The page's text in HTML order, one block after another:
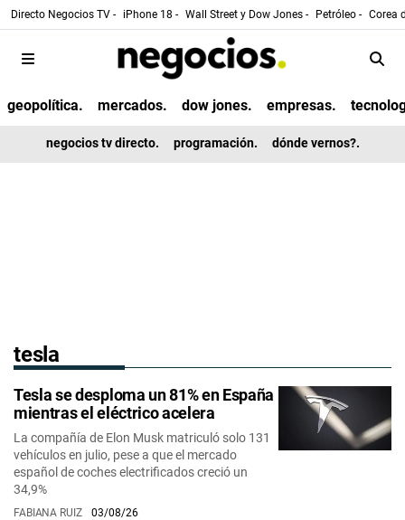
Directo Negocios TV - iPhone 18 - Wall Street y Dow Jones - Petróleo - Corea
geopolítica. mercados. dow jones. empresas.
negocios tv directo. programación. dónde vernos?.
tesla
Tesla se desploma un 81% en España
mientras el eléctrico acelera
La compañía de Elon Musk matriculó solo 131
vehículos en julio, pese a que el mercado
español de coches electrificados creció un
34,9%
FABIANA RUIZ 03/08/26